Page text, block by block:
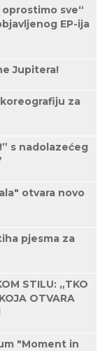
oprostimo sve“
EP-ija
Jupitera!
za
s nadolazećeg
otvara novo
pjesma za
STILU: „TKO
OTVARA
"Moment in